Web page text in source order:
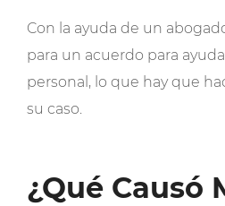
Con la ayuda de un
para un acuerdo para
personal, lo que hay que
su caso.
¿Qué Causó